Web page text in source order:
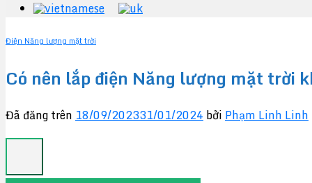
Điện Năng lượng mặt trời
Có nên lắp điện Năng lượng mặt trời
Đã đăng trên 18/09/202331/01/2024 bởi Phạm Linh Linh